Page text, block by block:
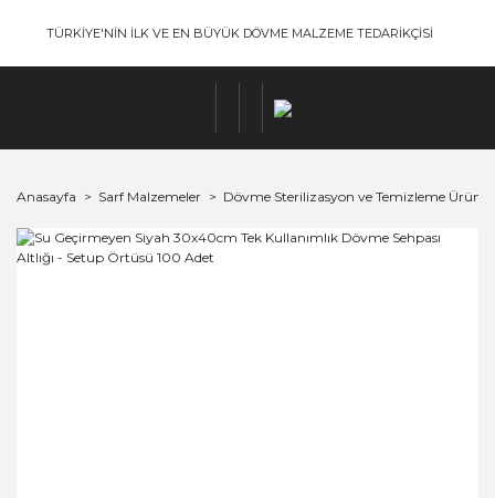
TÜRKİYE'NİN İLK VE EN BÜYÜK DÖVME MALZEME TEDARİKÇİSİ
Anasayfa Sarf Malzemeler Dövme Sterilizasyon ve Temizleme